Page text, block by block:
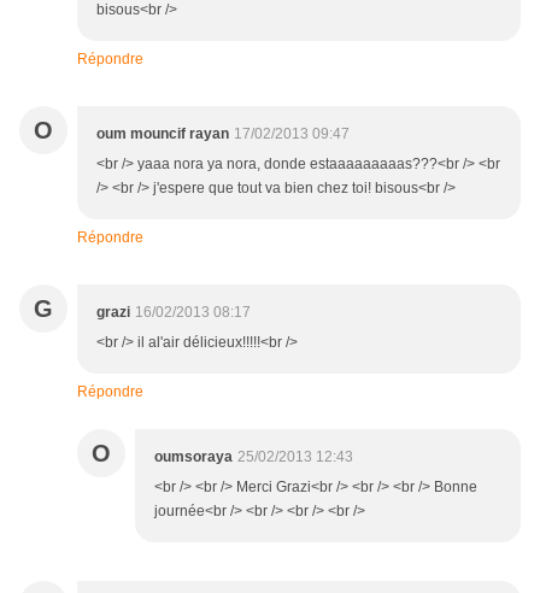
bisous<br />
Répondre
O oum mouncif rayan 17/02/2013 09:47
<br /> yaaa nora ya nora, donde estaaaaaaaaas???<br /> <br
/> <br /> j'espere que tout va bien chez toi! bisous<br />
Répondre
G grazi 16/02/2013 08:17
<br /> il al'air délicieux!!!!!<br />
Répondre
O oumsoraya 25/02/2013 12:43
<br /> <br /> Merci Grazi<br /> <br /> <br /> Bonne
journée<br /> <br /> <br /> <br />